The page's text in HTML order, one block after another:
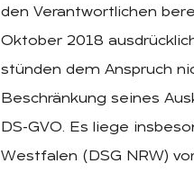
den Verantwortlichen
Oktober 2018
stünden dem Anspruch
Beschränkung seines
DS-GVO. Es liege
Westfalen (DSG NRW)